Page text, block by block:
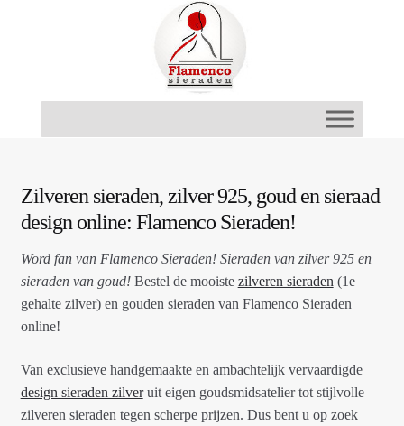
Zilveren sieraden, zilver 925, goud en sieraad
design online: Flamenco Sieraden!
Word fan van Flamenco Sieraden! Sieraden van zilver 925 en
sieraden van goud!Bestel de mooiste zilveren sieraden (1e
gehalte zilver) en gouden sieraden van Flamenco Sieraden
online!
Van exclusieve handgemaakte en ambachtelijk vervaardigde
design sieraden zilveruit eigen goudsmidsatelier tot stijlvolle
zilveren sieraden tegen scherpe prijzen. Dus bent u op zoek